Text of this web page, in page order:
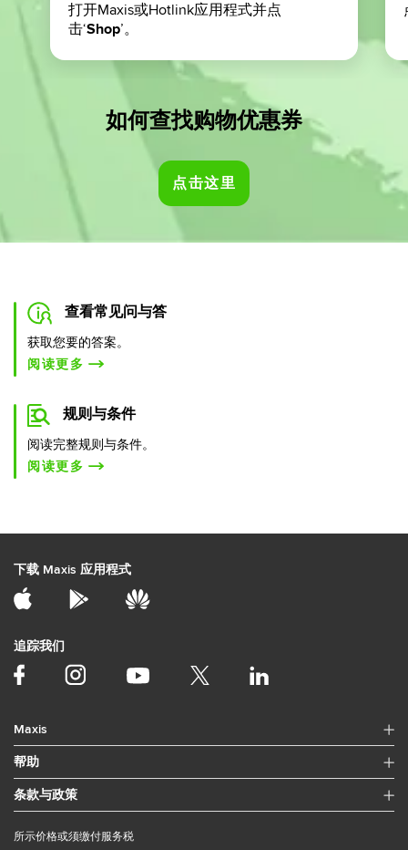
打开Maxis或Hotlink应用程式并点
击‘Shop’。
如何查找购物优惠券
查看常见问与答
获取您要的答案。
阅读更多
规则与条件
阅读完整规则与条件。
阅读更多
下载 Maxis 应用程式
追踪我们
Maxis
帮助
条款与政策
所示价格或须缴付服务税